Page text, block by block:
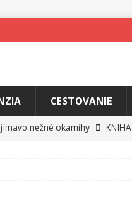
CESTOVANIE
nežné okamihy
KNIHA